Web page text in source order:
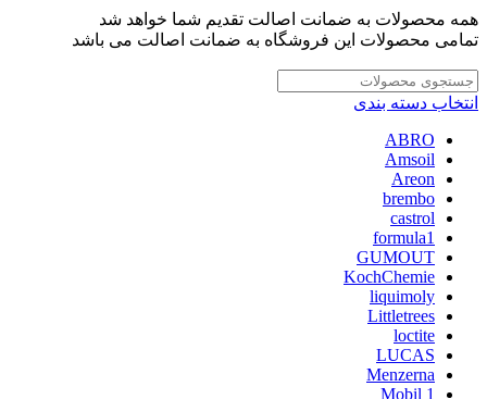
همه محصولات به ضمانت اصالت تقدیم شما خواهد شد
تمامی محصولات این فروشگاه به ضمانت اصالت می باشد
انتخاب دسته بندی
ABRO
Amsoil
Areon
brembo
castrol
formula1
GUMOUT
KochChemie
liquimoly
Littletrees
loctite
LUCAS
Menzerna
Mobil 1